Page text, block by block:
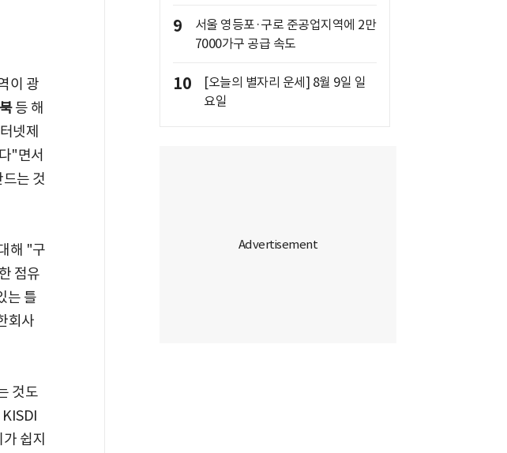
이 광
등 해
넷제
"면서
는 것
해 "구
점유
는 틀
회사
것도
쉽지
9
서울 영등포·구로 준공업지역에 2만
7000가구 공급 속도
10
[오늘의 별자리 운세] 8월 9일 일
요일